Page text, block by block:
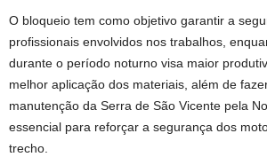
O bloqueio tem como objetivo garantir a
profissionais envolvidos nos trabalhos,
durante o período noturno visa maior
melhor aplicação dos materiais, além de
manutenção da Serra de São Vicente pela
essencial para reforçar a segurança dos
trecho.